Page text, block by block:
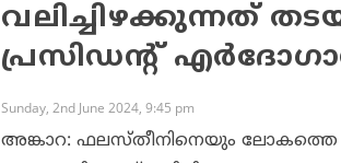
വലിച്ചിഴക്കുന്നത്
പ്രസിഡന്റ്‌
Sunday, 2nd June 2024, 9:45 pm
അങ്കാറ: ഫലസ്തീനിനെയും